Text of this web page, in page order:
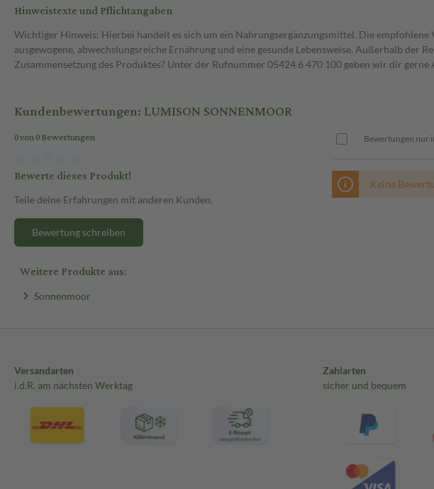
Hinweistexte und Pflichtangaben
Wichtiger Hinweis: Hierbei handelt es sich um ein Nahrungsergänzungsmittel. Die
ausgewogene, abwechslungsreiche Ernährung und eine gesunde Lebensweise. Außerhalb
Zusammensetzung des Produktes? Unter der Rufnummer 05424 6 470 100 geben wir dir
Kundenbewertungen: LUMISON SONNENMOOR
0 von 0 Bewertungen
Bewerte dieses Produkt!
Teile deine Erfahrungen mit anderen Kunden.
Bewertung schreiben
Bewertungen nur
Keine
Weitere Produkte aus:
Sonnenmoor
Versandarten
i.d.R. am nächsten Werktag
Zahlarten
sicher und bequem